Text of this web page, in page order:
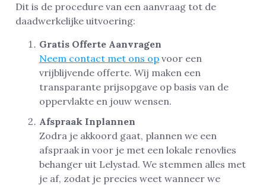
Dit is de procedure van een aanvraag tot de
daadwerkelijke uitvoering:
Gratis Offerte Aanvragen
Neem contact met ons op voor een
vrijblijvende offerte. Wij maken een
transparante prijsopgave op basis van de
oppervlakte en jouw wensen.
Afspraak Inplannen
Zodra je akkoord gaat, plannen we een
afspraak in voor je met een lokale renovlies
behanger uit Lelystad. We stemmen alles met
je af, zodat je precies weet wanneer we